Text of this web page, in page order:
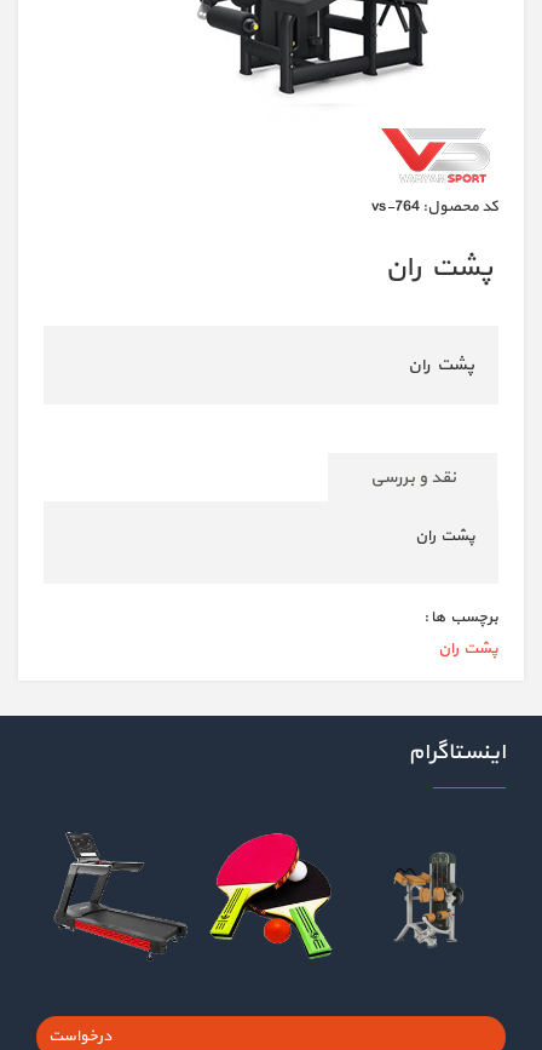
كد محصول: vs-764
پشت ران
پشت ران
نقد و بررسی
پشت ران
برچسب ها :
پشت ران
اینستاگرام
درخواست